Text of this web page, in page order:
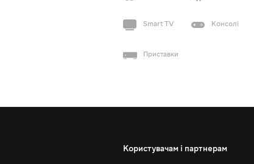
Smart TV Консолі
Приставки
Користувачам і партнерам